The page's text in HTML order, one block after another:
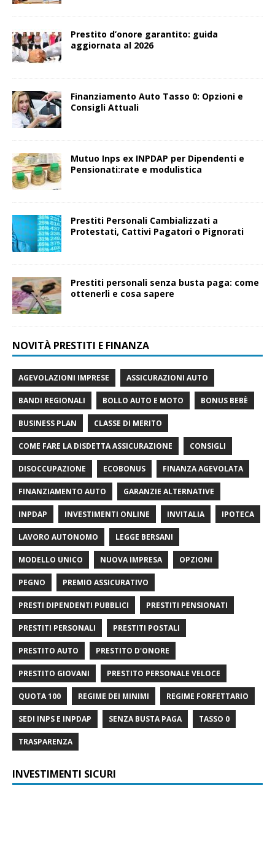
Prestito d’onore garantito: guida
aggiornata al 2026
Finanziamento Auto Tasso 0: Opzioni e
Consigli Attuali
Mutuo Inps ex INPDAP per Dipendenti e
Pensionati:rate e modulistica
Prestiti Personali Cambializzati a
Protestati, Cattivi Pagatori o Pignorati
Prestiti personali senza busta paga: come
ottenerli e cosa sapere
NOVITÀ PRESTITI E FINANZA
AGEVOLAZIONI IMPRESE ASSICURAZIONI AUTO
BANDI REGIONALI BOLLO AUTO E MOTO BONUS BEBÈ
BUSINESS PLAN CLASSE DI MERITO
COME FARE LA DISDETTA ASSICURAZIONE CONSIGLI
DISOCCUPAZIONE ECOBONUS FINANZA AGEVOLATA
FINANZIAMENTO AUTO GARANZIE ALTERNATIVE
INPDAP INVESTIMENTI ONLINE INVITALIA IPOTECA
LAVORO AUTONOMO LEGGE BERSANI
MODELLO UNICO NUOVA IMPRESA OPZIONI
PEGNO PREMIO ASSICURATIVO
PRESTI DIPENDENTI PUBBLICI PRESTITI PENSIONATI
PRESTITI PERSONALI PRESTITI POSTALI
PRESTITO AUTO PRESTITO D'ONORE
PRESTITO GIOVANI PRESTITO PERSONALE VELOCE
QUOTA 100 REGIME DEI MINIMI REGIME FORFETTARIO
SEDI INPS E INPDAP SENZA BUSTA PAGA TASSO 0
TRASPARENZA
INVESTIMENTI SICURI